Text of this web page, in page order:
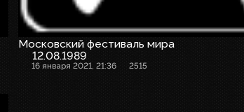
Московский фестиваль мира
12.08.1989
16 января 2021, 21:36 2515